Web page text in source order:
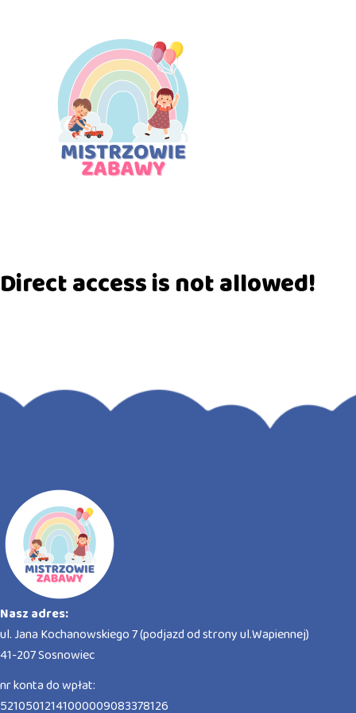
Direct access is not allowed!
Nasz adres:
ul. Jana Kochanowskiego 7 (podjazd od strony ul.Wapiennej)
41-207 Sosnowiec
nr konta do wpłat:
52105012141000009083378126